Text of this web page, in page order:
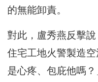
的無能卸責。
對此，盧秀燕反擊
住宅工地火警製造
是心疼、包庇他嗎